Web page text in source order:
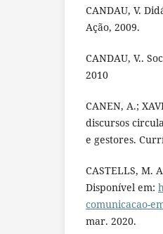
CANDAU, V.
Ação, 2009.
CANDAU, V..
2010
CANEN, A.;
discursos
e gestores.
CASTELLS, M.
Disponível em:
comunicacao-
mar. 2020.